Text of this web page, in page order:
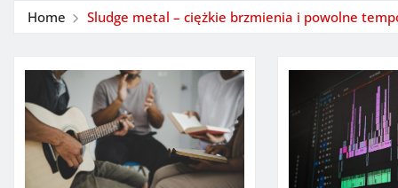
Home Sludge metal – ciężkie brzmienia i powolne